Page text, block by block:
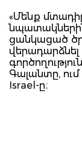
«Մենք
ցանկացած
Գալանտը, ում
Israel-ը։